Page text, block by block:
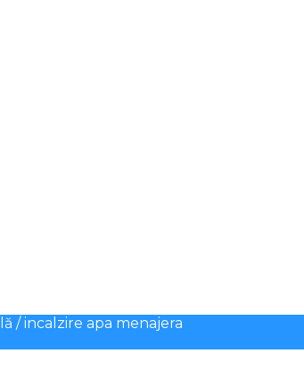
/ incalzire apa menajera